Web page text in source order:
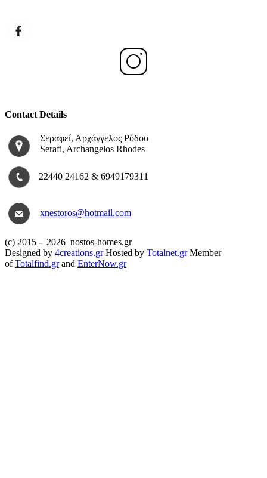
Contact Details
Σεραφεί, Αρχάγγελος Ρόδου
Serafi, Archangelos Rhodes
22440 24162 & 6949179311
xnestoros@hotmail.com
(c) 2015 - 2026 nostos-homes.gr
Designed by 4creations.grHosted by Totalnet.grMember
ofTotalfind.grand EnterNow.gr